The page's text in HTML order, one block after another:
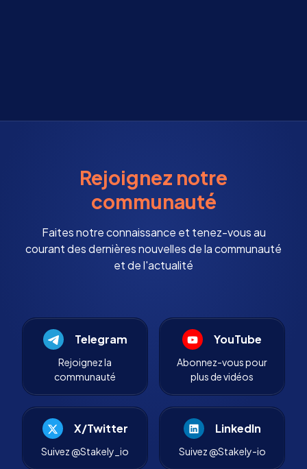
Rejoignez notre
communauté
Faites notre connaissance et tenez-vous au
courant des dernières nouvelles de la communauté
et de l'actualité
Telegram
Rejoignez la
communauté
YouTube
Abonnez-vous pour
plus de vidéos
X/Twitter
Suivez @Stakely_io
LinkedIn
Suivez @Stakely-io